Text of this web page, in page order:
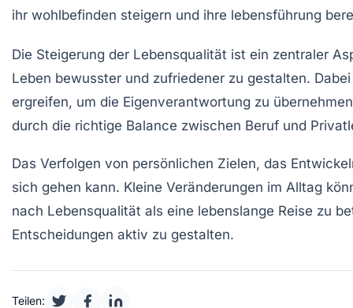
Die Steigerung der Lebensqualität ist ein zentraler
Leben bewusster und zufriedener zu gestalten.
ergreifen, um die Eigenverantwortung zu
durch die richtige Balance zwischen Beruf und
Das Verfolgen von persönlichen Zielen, das
sich gehen kann. Kleine Veränderungen im Alltag
nach Lebensqualität als eine lebenslange Reise zu
Entscheidungen aktiv zu gestalten.
Teilen: